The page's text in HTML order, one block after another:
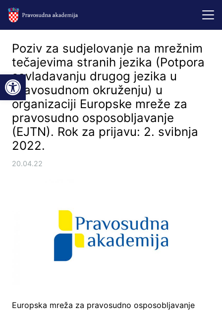
Open toolbar
Poziv za sudjelovanje na mrežnim
tečajevima stranih jezika (Potpora
savladavanju drugog jezika u
pravosudnom okruženju) u
organizaciji Europske mreže za
pravosudno osposobljavanje
(EJTN). Rok za prijavu: 2. svibnja
2022.
20.04.22
Europska mreža za pravosudno osposobljavanje